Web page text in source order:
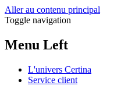
Aller au contenu principal
Toggle navigation
Menu Left
L'univers Certina
Service client